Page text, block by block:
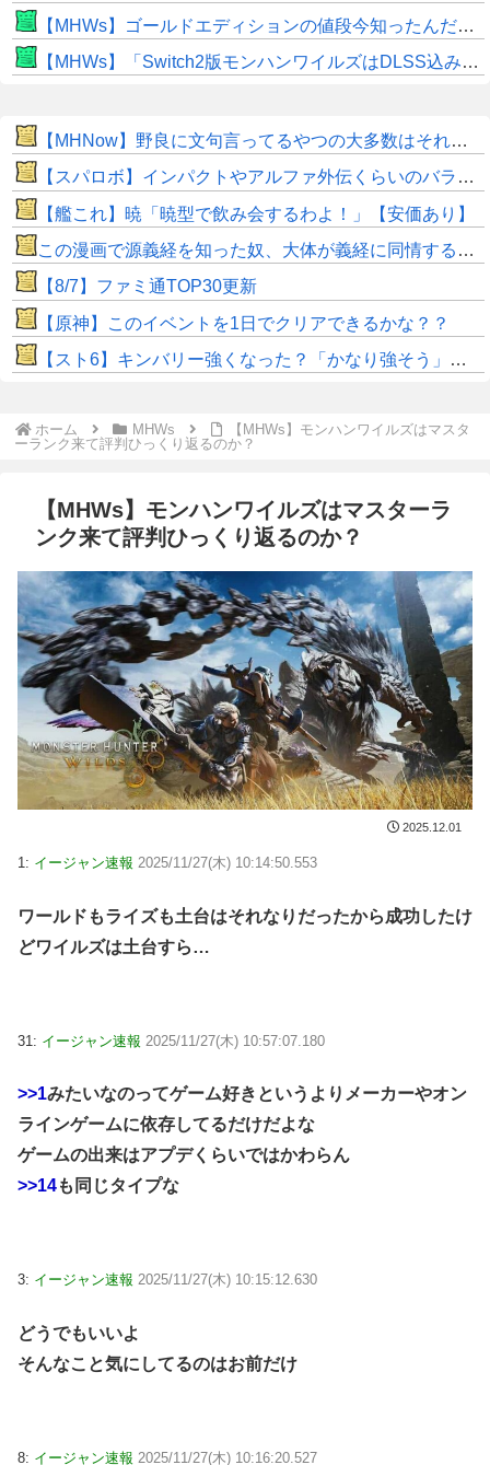
【MHWs】ゴールドエディションの値段今知ったんだけどやっっっっっっすwwwww
【MHWs】「Switch2版モンハンワイルズはDLSS込みで最大1440p動作」
【MHNow】野良に文句言ってるやつの大多数はそれしてないだけの雑魚だから聞く耳持つだけムダよ
【スパロボ】インパクトやアルファ外伝くらいのバランス求む！！ → インパクトも最終的にはコアブースターで雑魚は一撃で倒せてたけどね
【艦これ】暁「暁型で飲み会するわよ！」【安価あり】
この漫画で源義経を知った奴、大体が義経に同情するようになるｗｗｗｗｗｗｗｗ
【8/7】ファミ通TOP30更新
【原神】このイベントを1日でクリアできるかな？？
【スト6】キンバリー強くなった？「かなり強そう」「勝てなくなった」
ホーム MHWs
【MHWs】モンハンワイルズはマスタ
ーランク来て評判ひっくり返るのか？
【MHWs】モンハンワイルズはマスターラ
ンク来て評判ひっくり返るのか？
2025.12.01
1: イージャン速報 2025/11/27(木) 10:14:50.553
ワールドもライズも土台はそれなりだったから成功したけ
どワイルズは土台すら…
31: イージャン速報 2025/11/27(木) 10:57:07.180
>>1みたいなのってゲーム好きというよりメーカーやオン
ラインゲームに依存してるだけだよな
ゲームの出来はアプデくらいではかわらん
>>14も同じタイプな
3: イージャン速報 2025/11/27(木) 10:15:12.630
どうでもいいよ
そんなこと気にしてるのはお前だけ
8: イージャン速報 2025/11/27(木) 10:16:20.527